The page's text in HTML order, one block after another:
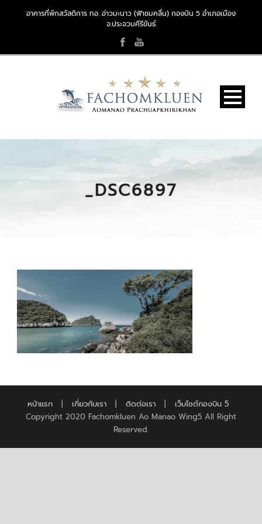
อาคารที่พักสวัสดิการ ทอ. อ่าวมะนาว (ฟ้าชมคลื่น) กองบิน 5 อำเภอเมือง
จ.ประจวบคีรีขันธ์
_DSC6897
หน้าแรก | เกี่ยวกับเรา | ติดต่อเรา |
เว็บไซต์กองบิน 5
Copyright 2020 Fachomkluen Ao Manao Wing5 All Right
Reserved.